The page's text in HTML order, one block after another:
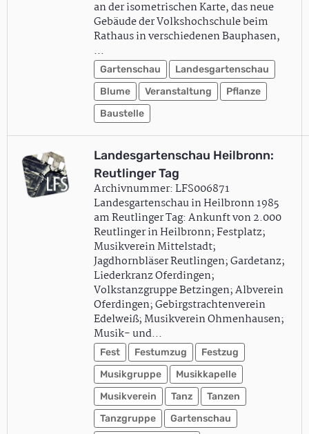
an der isometrischen Karte, das neue
Gebäude der Volkshochschule beim
Rathaus in verschiedenen Bauphasen,
…
Gartenschau
Landesgartenschau
Blume
Veranstaltung
Pflanze
Baustelle
Landesgartenschau Heilbronn:
Reutlinger Tag
Archivnummer: LFS006871
Landesgartenschau in Heilbronn 1985
am Reutlinger Tag: Ankunft von 2.000
Reutlinger in Heilbronn; Festplatz;
Musikverein Mittelstadt;
Jagdhornbläser Reutlingen; Gardetanz;
Liederkranz Oferdingen;
Volkstanzgruppe Betzingen; Albverein
Oferdingen; Gebirgstrachtenverein
Edelweiß; Musikverein Ohmenhausen;
Musik- und…
Fest Festumzug
Festzug
Musikgruppe
Musikkapelle
Musikverein
Tanz
Tanzen
Tanzgruppe
Gartenschau